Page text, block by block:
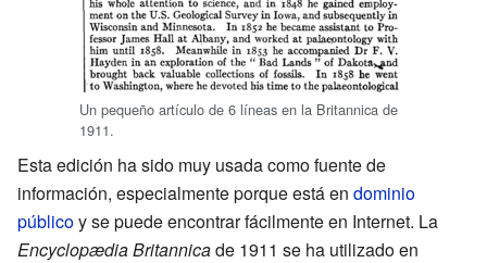
Un pequeño artículo de 6 líneas en la Britannica de
1911.
Esta edición ha sido muy usada como fuente de
información, especialmente porque está en dominio
públicoy se puede encontrar fácilmente en Internet. La
Encyclopædia Britannicade 1911 se ha utilizado en